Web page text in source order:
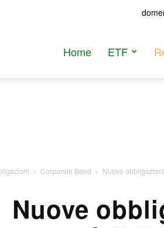
Home ETF
Corporate Bond Nuove
Nuove